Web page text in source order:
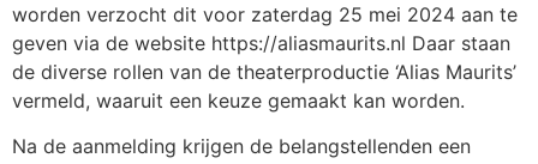
worden verzocht dit voor zaterdag 25 mei 2024 aan te
geven via de website https://aliasmaurits.nl Daar staan
de diverse rollen van de theaterproductie ‘Alias Maurits’
vermeld, waaruit een keuze gemaakt kan worden.
Na de aanmelding krijgen de belangstellenden een